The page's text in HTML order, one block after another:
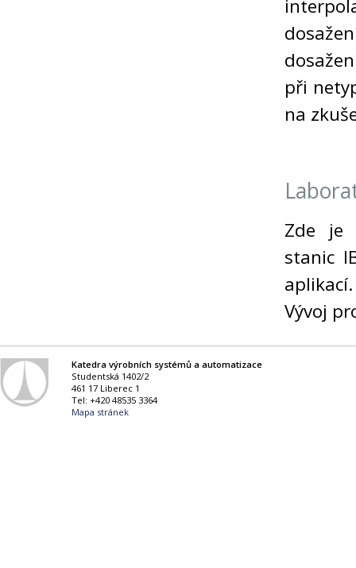
při
na
Zde je
stanic
Vývoj
Katedra výrobních systémů a automatizace
Studentská 1402/2
461 17 Liberec 1
Tel: +420 48535 3364
Mapa stránek